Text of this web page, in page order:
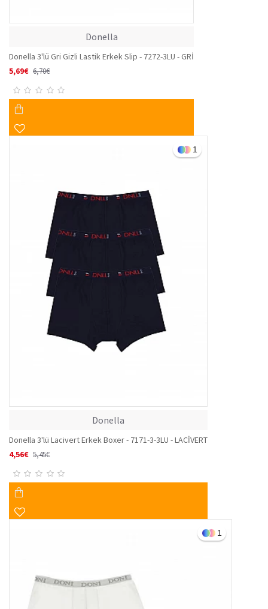
Donella
Donella 3'lü Gri Gizli Lastik Erkek Slip - 7272-3LU - GRİ
5,69€ 6,70€
1
Donella
Donella 3'lü Lacivert Erkek Boxer - 7171-3-3LU - LACİVERT
4,56€ 5,45€
1